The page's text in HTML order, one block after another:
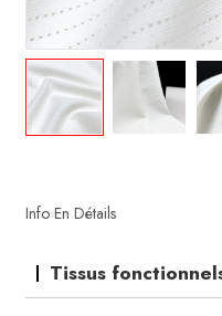
Info En Détails
Tissus